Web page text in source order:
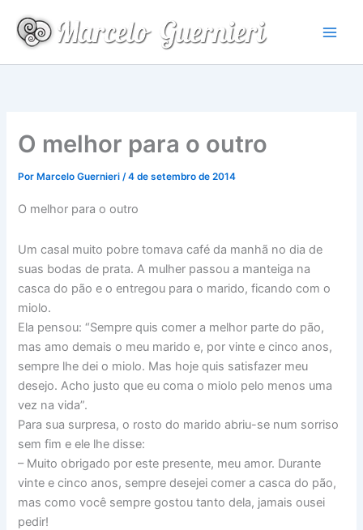
para
conteúdo
O melhor para o outro
Por Marcelo Guernieri/4 de setembro de 2014
O melhor para o outro
Um casal muito pobre tomava café da manhã no dia de
suas bodas de prata. A mulher passou a manteiga na
casca do pão e o entregou para o marido, ficando com o
miolo.
Ela pensou: “Sempre quis comer a melhor parte do pão,
mas amo demais o meu marido e, por vinte e cinco anos,
sempre lhe dei o miolo. Mas hoje quis satisfazer meu
desejo. Acho justo que eu coma o miolo pelo menos uma
vez na vida”.
Para sua surpresa, o rosto do marido abriu-se num sorriso
sem fim e ele lhe disse:
– Muito obrigado por este presente, meu amor. Durante
vinte e cinco anos, sempre desejei comer a casca do pão,
mas como você sempre gostou tanto dela, jamais ousei
pedir!